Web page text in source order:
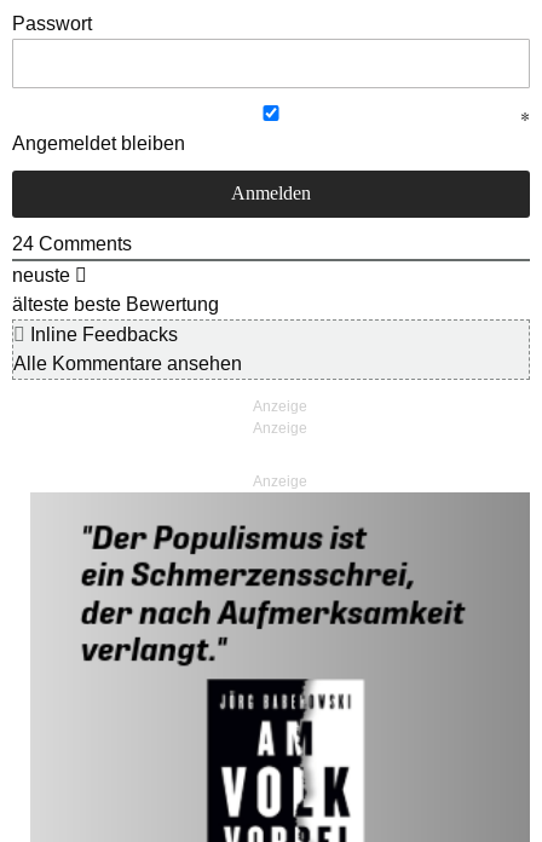
Passwort
Angemeldet bleiben
24 Comments
neuste
älteste beste Bewertung
Inline Feedbacks
Alle Kommentare ansehen
Anzeige